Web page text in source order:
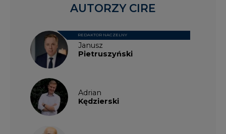
Janusz
Pietruszyński
REDAKTOR NACZELNY
Adrian
Kędzierski
AUTORZY CIRE